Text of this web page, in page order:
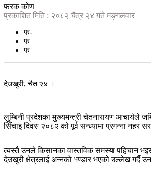
फरक कोण
प्रकाशित मिति : २०८२ चैत्र २४ गते मङ्गलवार
फ-
फ
फ+
देउखुरी, चैत २४ ।
लुम्बिनी प्रदेशका मुख्यमन्त्री चेतनारायण आचार्यले
सिँचाइ दिवस २०८२ को पूर्व सन्ध्यामा प्रगन्ना नहर
त्यस्तै उनले किसानका वास्तविक समस्या पहिचान
देउखुरी क्षेत्रलाई अन्नको भण्डार भएको उल्लेख गर्दै